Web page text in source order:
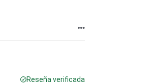
Reseña verificada